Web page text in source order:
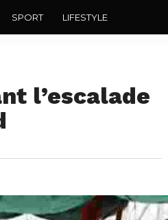
SPORT LIFESTYLE
l’escalade